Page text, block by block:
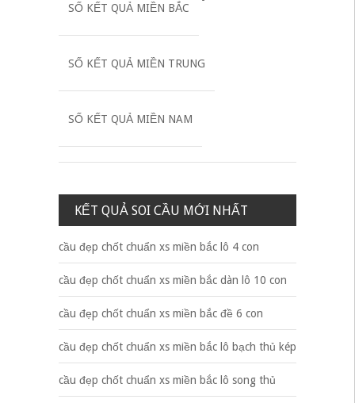
SỐ KẾT QUẢ MIỀN BẮC
SỐ KẾT QUẢ MIỀN TRUNG
SỐ KẾT QUẢ MIỀN NAM
KẾT QUẢ SOI CẦU MỚI NHẤT
cầu đẹp chốt chuẩn xs miền bắc lô 4 con
cầu đẹp chốt chuẩn xs miền bắc dàn lô 10 con
cầu đẹp chốt chuẩn xs miền bắc đề 6 con
cầu đẹp chốt chuẩn xs miền bắc lô bạch thủ kép
cầu đẹp chốt chuẩn xs miền bắc lô song thủ